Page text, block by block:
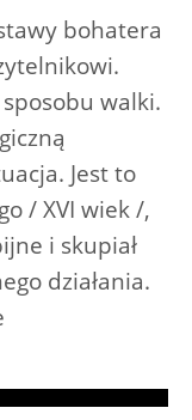
bohatera
walki.
Jest to
/ XVI wiek /,
i skupiał
działania.